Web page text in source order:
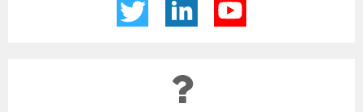
Twitter LinkedIn